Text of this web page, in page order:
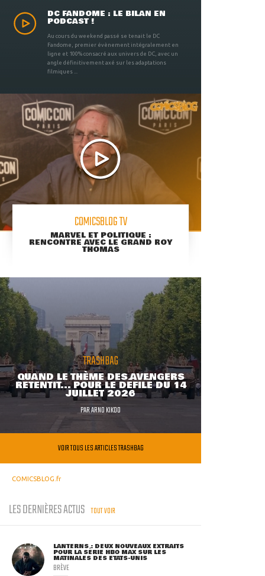
DC FANDOME : LE BILAN EN
PODCAST !
Au cours du weekend passé se tenait le DC
Fandome, premier évènement intégralement en
ligne et 100% consacré aux univers de DC, avec un
angle définitivement axé sur les adaptations
filmiques ...
COMICSBLOG TV
MARVEL ET POLITIQUE :
RENCONTRE AVEC LE GRAND ROY
THOMAS
TRASHBAG
QUAND LE THÈME DES AVENGERS
RETENTIT... POUR LE DÉFILÉ DU 14
JUILLET 2026
PARARNO KIKOO
VOIR TOUS LES ARTICLES TRASHBAG
COMICSBLOG.fr
LES DERNIÈRES ACTUS TOUT VOIR
LANTERNS : DEUX NOUVEAUX EXTRAITS
POUR LA SÉRIE HBO MAX SUR LES
MATINALES DES ETATS-UNIS
BRÈVE